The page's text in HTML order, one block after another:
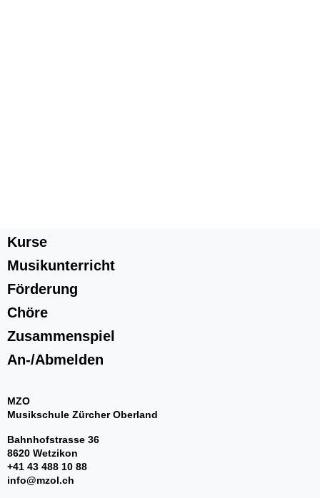
Kurse
Musikunterricht
Förderung
Chöre
Zusammenspiel
An-/Abmelden
MZO
Musikschule Zürcher Oberland
Bahnhofstrasse 36
8620 Wetzikon
+41 43 488 10 88
info@mzol.ch